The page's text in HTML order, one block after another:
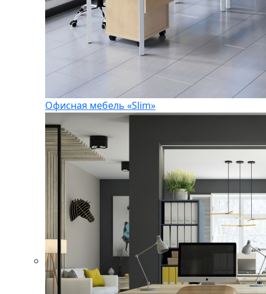
Офисная мебель «Slim»